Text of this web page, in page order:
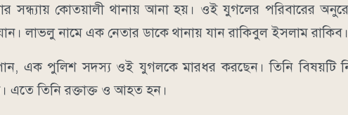
সন্ধ্যায় কোতয়ালী থানায় আনা হয়। ওই যুগলের পরিবারের
লাভলু নামে এক নেতার ডাকে থানায় যান রাকিবুল ইসলাম রাকিব।
এক পুলিশ সদস্য ওই যুগলকে মারধর করছেন। তিনি বিষয়টি
এতে তিনি রক্তাক্ত ও আহত হন।